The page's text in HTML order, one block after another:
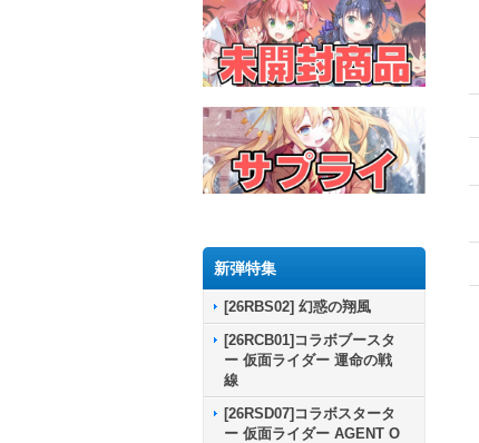
新弾特集
[26RBS02] 幻惑の翔風
[26RCB01]コラボブースタ
ー 仮面ライダー 運命の戦
線
[26RSD07]コラボスタータ
ー 仮面ライダー AGENT O